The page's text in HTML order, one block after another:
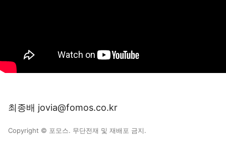
최종배 jovia@fomos.co.kr
Copyright © 포모스. 무단전재 및 재배포 금지.